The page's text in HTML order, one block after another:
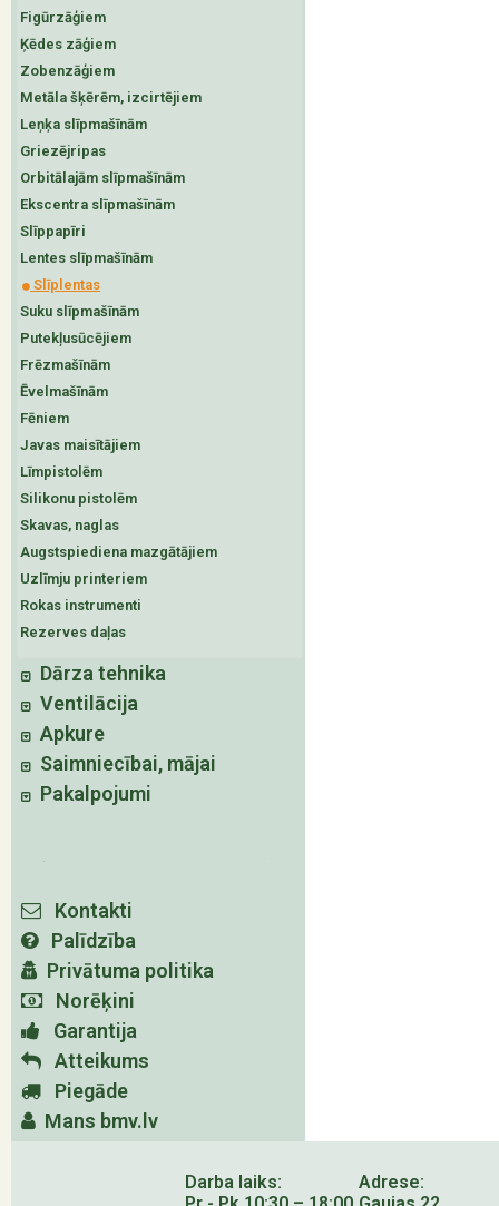
Figūrzāģiem
Ķēdes zāģiem
Zobenzāģiem
Metāla šķērēm, izcirtējiem
Leņķa slīpmašīnām
Griezējripas
Orbitālajām slīpmašīnām
Ekscentra slīpmašīnām
Slīppapīri
Lentes slīpmašīnām
Slīplentas
Suku slīpmašīnām
Putekļusūcējiem
Frēzmašīnām
Ēvelmašīnām
Fēniem
Javas maisītājiem
Līmpistolēm
Silikonu pistolēm
Skavas, naglas
Augstspiediena mazgātājiem
Uzlīmju printeriem
Rokas instrumenti
Rezerves daļas
Dārza tehnika
Ventilācija
Apkure
Saimniecībai, mājai
Pakalpojumi
Kontakti
Palīdzība
Privātuma politika
Norēķini
Garantija
Atteikums
Piegāde
Mans bmv.lv
Darba laiks:
Adrese: